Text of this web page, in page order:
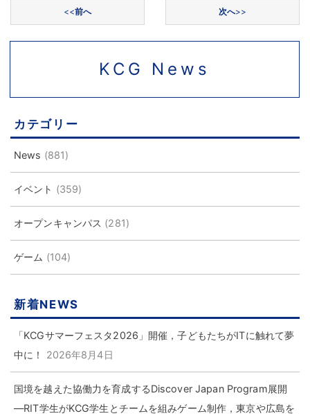
<<前へ 次へ>>
KCG News
カテゴリー
News (881)
イベント (359)
オープンキャンパス (281)
ゲーム (104)
新着NEWS
「KCGサマーフェスタ2026」開催，子どもたちがITに触れて夢
中に！
2026年8月4日
国境を越えた協働力を育成するDiscover Japan Program展開
―RIT学生がKCG学生とチームを組みゲーム制作，東京や広島を